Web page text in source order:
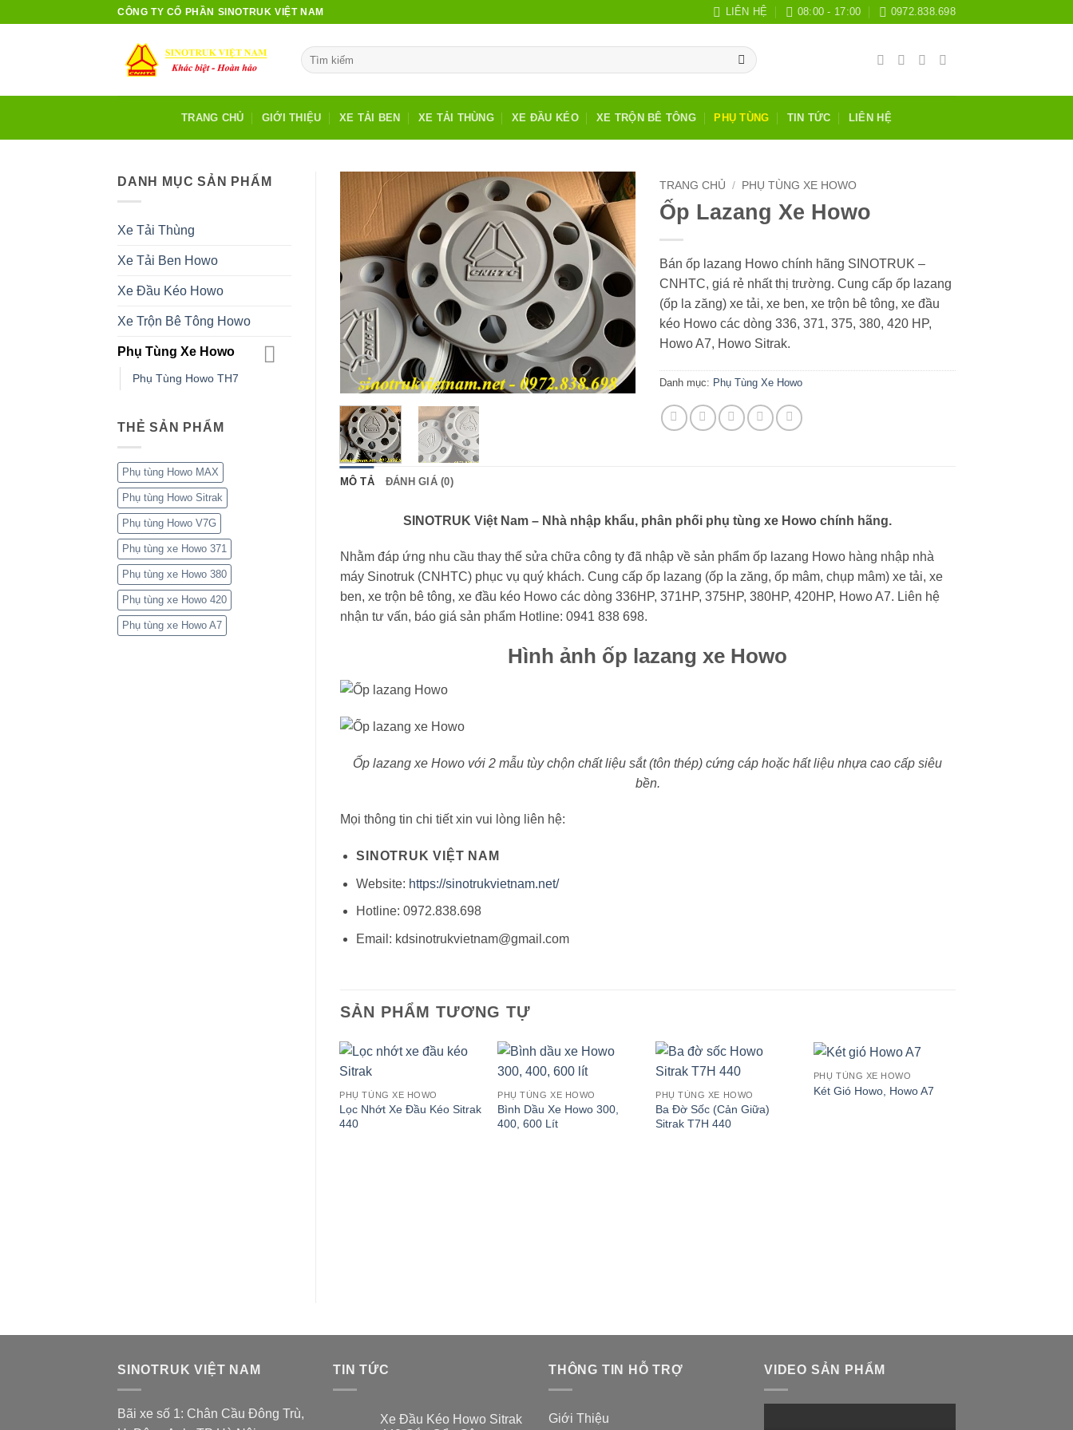
CÔNG TY CỔ PHẦN SINOTRUK VIỆT NAM LIÊN HỆ 08:00 - 17:00 0972.838.698
Tìm
kiếm:
TRANG CHỦ GIỚI THIỆU XE TẢI BEN XE TẢI THÙNG XE ĐẦU KÉO XE TRỘN BÊ TÔNG PHỤ TÙNG TIN TỨC LIÊN HỆ
DANH MỤC SẢN PHẨM
Xe Tải Thùng
Xe Tải Ben Howo
Xe Đầu Kéo Howo
Xe Trộn Bê Tông Howo
Phụ Tùng Xe Howo
Phụ Tùng Howo TH7
THẺ SẢN PHẨM
Phụ tùng Howo MAX
Phụ tùng Howo Sitrak
Phụ tùng Howo V7G
Phụ tùng xe Howo 371
Phụ tùng xe Howo 380
Phụ tùng xe Howo 420
Phụ tùng xe Howo A7
TRANG CHỦ / PHỤ TÙNG XE HOWO
Ốp Lazang Xe Howo
Bán ốp lazang Howo chính hãng SINOTRUK –
CNHTC, giá rẻ nhất thị trường. Cung cấp ốp lazang
(ốp la zăng) xe tải, xe ben, xe trộn bê tông, xe đầu
kéo Howo các dòng 336, 371, 375, 380, 420 HP,
Howo A7, Howo Sitrak.
Danh mục: Phụ Tùng Xe Howo
MÔ TẢ ĐÁNH GIÁ (0)
SINOTRUK Việt Nam – Nhà nhập khẩu, phân phối phụ tùng xe Howo chính hãng.
Nhằm đáp ứng nhu cầu thay thế sửa chữa công ty đã nhập về sản phẩm ốp lazang Howo hàng nhập nhà
máy Sinotruk (CNHTC) phục vụ quý khách. Cung cấp ốp lazang (ốp la zăng, ốp mâm, chụp mâm) xe tải, xe
ben, xe trộn bê tông, xe đầu kéo Howo các dòng 336HP, 371HP, 375HP, 380HP, 420HP, Howo A7. Liên hệ
nhận tư vấn, báo giá sản phẩm Hotline: 0941 838 698.
Hình ảnh ốp lazang xe Howo
Ốp lazang xe Howo với 2 mẫu tùy chộn chất liệu sắt (tôn thép) cứng cáp hoặc hất liệu nhựa cao cấp siêu
bền.
Mọi thông tin chi tiết xin vui lòng liên hệ:
SINOTRUK VIỆT NAM
Website: https://sinotrukvietnam.net/
Hotline: 0972.838.698
Email: kdsinotrukvietnam@gmail.com
SẢN PHẨM TƯƠNG TỰ
PHỤ TÙNG XE HOWO
Lọc Nhớt Xe Đầu Kéo Sitrak
440
PHỤ TÙNG XE HOWO
Bình Dầu Xe Howo 300,
400, 600 Lít
PHỤ TÙNG XE HOWO
Ba Đờ Sốc (Cản Giữa)
Sitrak T7H 440
PHỤ TÙNG XE HOWO
Két Gió Howo, Howo A7
SINOTRUK VIỆT NAM
Bãi xe số 1: Chân Cầu Đông Trù,
TIN TỨC
Xe Đầu Kéo Howo Sitrak
THÔNG TIN HỖ TRỢ
Giới Thiệu
VIDEO SẢN PHẨM